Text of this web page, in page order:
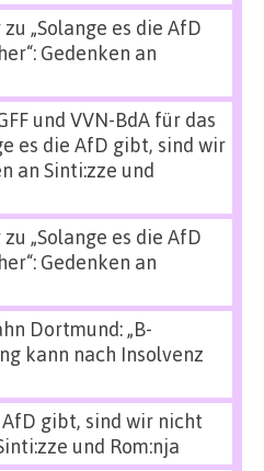
zu „Solange es die AfD
Gedenken an
und VVN-BdA für das
es die AfD gibt, sind wir
an Sinti:zze und
zu „Solange es die AfD
Gedenken an
Dortmund: „B-
kann nach Insolvenz
AfD gibt, sind wir nicht
und Rom:nja